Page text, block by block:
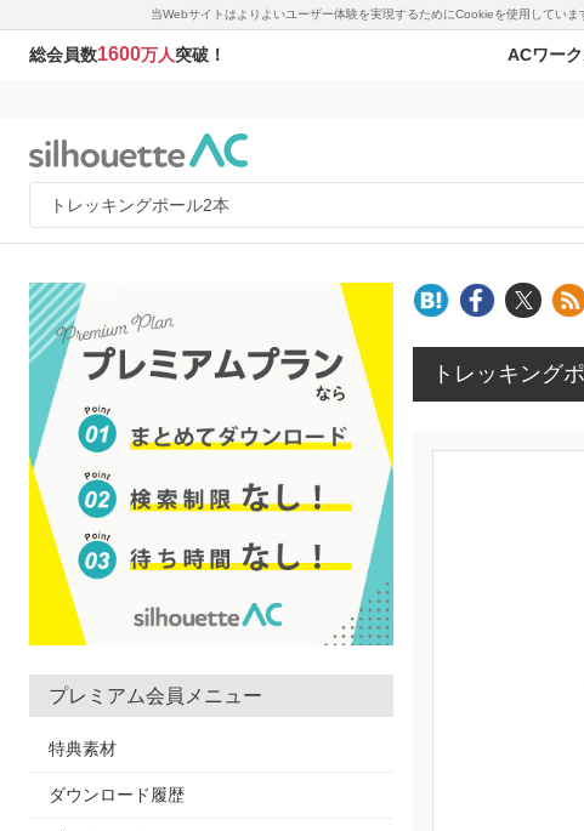
当Webサイトはよりよいユーザー体験を実現するためにCookieを使用してい
総会員数1600万人突破！ ACワー
プレミアム会員メニュー
特典素材
ダウンロード履歴
トレッキング